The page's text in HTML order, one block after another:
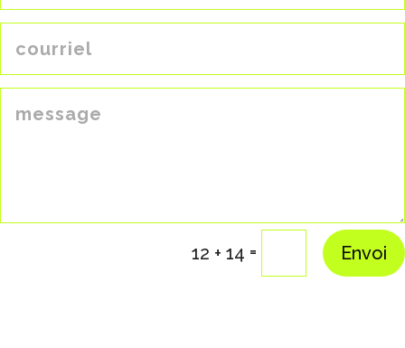
12 + 14 = Envoi